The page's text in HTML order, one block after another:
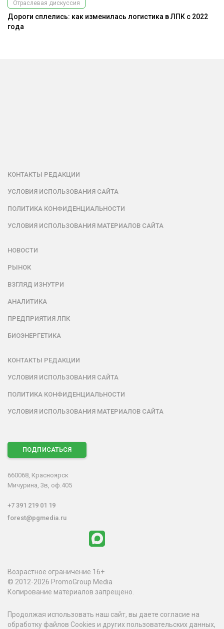
Отраслевая дискуссия
Дороги сплелись: как изменилась логистика в ЛПК с 2022
года
КОНТАКТЫ РЕДАКЦИИ
УСЛОВИЯ ИСПОЛЬЗОВАНИЯ САЙТА
ПОЛИТИКА КОНФИДЕНЦИАЛЬНОСТИ
УСЛОВИЯ ИСПОЛЬЗОВАНИЯ МАТЕРИАЛОВ САЙТА
НОВОСТИ
РЫНОК
ВЗГЛЯД ИЗНУТРИ
АНАЛИТИКА
ПРЕДПРИЯТИЯ ЛПК
БИОЭНЕРГЕТИКА
КОНТАКТЫ РЕДАКЦИИ
УСЛОВИЯ ИСПОЛЬЗОВАНИЯ САЙТА
ПОЛИТИКА КОНФИДЕНЦИАЛЬНОСТИ
УСЛОВИЯ ИСПОЛЬЗОВАНИЯ МАТЕРИАЛОВ САЙТА
ПОДПИСАТЬСЯ
660068, Красноярск
Мичурина, 3в, оф.405
+7 391 219 01 19
forest@pgmedia.ru
Возрастное ограничение 16+
© 2012-2026 PromoGroup Media
Копирование материалов запрещено.
Продолжая использовать наш сайт, вы даете согласие на
обработку файлов Cookies и других пользовательских данных,